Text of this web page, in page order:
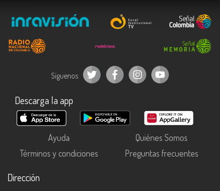
Síguenos
Descarga la app
Ayuda
Quiénes Somos
Términos y condiciones
Preguntas frecuentes
Dirección